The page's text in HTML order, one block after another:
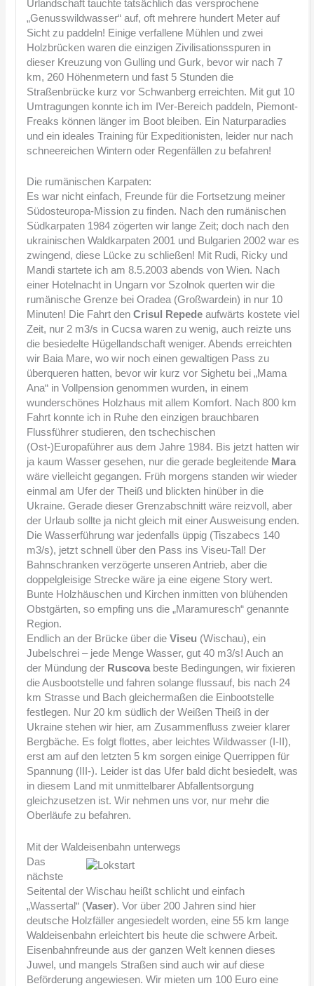
Urlandschaft tauchte tatsächlich das versprochene
„Genusswildwasser“ auf, oft mehrere hundert Meter auf
Sicht zu paddeln! Einige verfallene Mühlen und zwei
Holzbrücken waren die einzigen Zivilisationsspuren in
dieser Kreuzung von Gulling und Gurk, bevor wir nach 7
km, 260 Höhenmetern und fast 5 Stunden die
Straßenbrücke kurz vor Schwanberg erreichten. Mit gut 10
Umtragungen konnte ich im IVer-Bereich paddeln, Piemont-
Freaks können länger im Boot bleiben. Ein Naturparadies
und ein ideales Training für Expeditionisten, leider nur nach
schneereichen Wintern oder Regenfällen zu befahren!
Die rumänischen Karpaten:
Es war nicht einfach, Freunde für die Fortsetzung meiner
Südosteuropa-Mission zu finden. Nach den rumänischen
Südkarpaten 1984 zögerten wir lange Zeit; doch nach den
ukrainischen Waldkarpaten 2001 und Bulgarien 2002 war es
zwingend, diese Lücke zu schließen! Mit Rudi, Ricky und
Mandi startete ich am 8.5.2003 abends von Wien. Nach
einer Hotelnacht in Ungarn vor Szolnok querten wir die
rumänische Grenze bei Oradea (Großwardein) in nur 10
Minuten! Die Fahrt denCrisul Repede aufwärts kostete viel
Zeit, nur 2 m3/s in Cucsa waren zu wenig, auch reizte uns
die besiedelte Hügellandschaft weniger. Abends erreichten
wir Baia Mare, wo wir noch einen gewaltigen Pass zu
überqueren hatten, bevor wir kurz vor Sighetu bei „Mama
Ana“ in Vollpension genommen wurden, in einem
wunderschönes Holzhaus mit allem Komfort. Nach 800 km
Fahrt konnte ich in Ruhe den einzigen brauchbaren
Flussführer studieren, den tschechischen
(Ost-)Europaführer aus dem Jahre 1984. Bis jetzt hatten wir
ja kaum Wasser gesehen, nur die gerade begleitende Mara
wäre vielleicht gegangen. Früh morgens standen wir wieder
einmal am Ufer der Theiß und blickten hinüber in die
Ukraine. Gerade dieser Grenzabschnitt wäre reizvoll, aber
der Urlaub sollte ja nicht gleich mit einer Ausweisung enden.
Die Wasserführung war jedenfalls üppig (Tiszabecs 140
m3/s), jetzt schnell über den Pass ins Viseu-Tal! Der
Bahnschranken verzögerte unseren Antrieb, aber die
doppelgleisige Strecke wäre ja eine eigene Story wert.
Bunte Holzhäuschen und Kirchen inmitten von blühenden
Obstgärten, so empfing uns die „Maramuresch“ genannte
Region.
Endlich an der Brücke über dieViseu (Wischau), ein
Jubelschrei – jede Menge Wasser, gut 40 m3/s! Auch an
der Mündung der Ruscova beste Bedingungen, wir fixieren
die Ausbootstelle und fahren solange flussauf, bis nach 24
km Strasse und Bach gleichermaßen die Einbootstelle
festlegen. Nur 20 km südlich der Weißen Theiß in der
Ukraine stehen wir hier, am Zusammenfluss zweier klarer
Bergbäche. Es folgt flottes, aber leichtes Wildwasser (I-II),
erst am auf den letzten 5 km sorgen einige Querrippen für
Spannung (III-). Leider ist das Ufer bald dicht besiedelt, was
in diesem Land mit unmittelbarer Abfallentsorgung
gleichzusetzen ist. Wir nehmen uns vor, nur mehr die
Oberläufe zu befahren.
Mit der Waldeisenbahn unterwegs
Das
nächste
Seitental der Wischau heißt schlicht und einfach
„Wassertal“ (Vaser). Vor über 200 Jahren sind hier
deutsche Holzfäller angesiedelt worden, eine 55 km lange
Waldeisenbahn erleichtert bis heute die schwere Arbeit.
Eisenbahnfreunde aus der ganzen Welt kennen dieses
Juwel, und mangels Straßen sind auch wir auf diese
Beförderung angewiesen. Wir mieten um 100 Euro eine